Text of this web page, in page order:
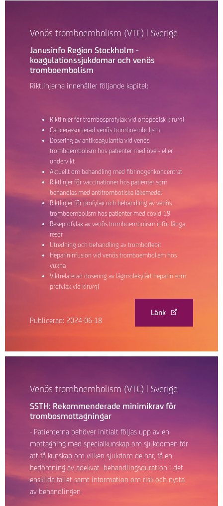
Venös tromboembolism (VTE) | Sverige
Janusinfo Region Stockholm -
koagulationssjukdomar och venös
tromboembolism
Riktlinjerna innehåller följande kapitel:
Riktlinjer för trombosprofylax vid ortopedisk kirurgi
Cancerassocierad venös tromboembolism
Dosering av antikoagulantia vid venös
tromboembolism hos patienter med över- eller
undervikt
Aktuellt om behandling med fibrinogen­koncentrat
Riktlinjer för vaccinationer hos patienter som
behandlas med antitrombotiska läkemedel
Riktlinjer för profylax och behandling av venös
tromboembolism hos patienter med covid-19
Reseprofylax av venös tromboembolism inför långa
resor
Utredning och behandling av tromboflebit
Heparininfusion vid venös tromboembolism hos
vuxna
Viktrelaterad dosering av lågmolekylärt heparin som
profylax vid kirurgi
Publicerad: 2024-06-18
Länk
Venös tromboembolism (VTE) | Sverige
SSTH: Rekommenderade minimikrav för
trombosmottagningar
- Patienterna behöver initialt följas upp av en
mottagning med specialkunskap om sjukdomen för
att få kunskap om vilken sjukdom de har, få en
bedömning av adekvat behandlingsduration i det
enskilda fallet samt information om risk och nytta
av behandlingen